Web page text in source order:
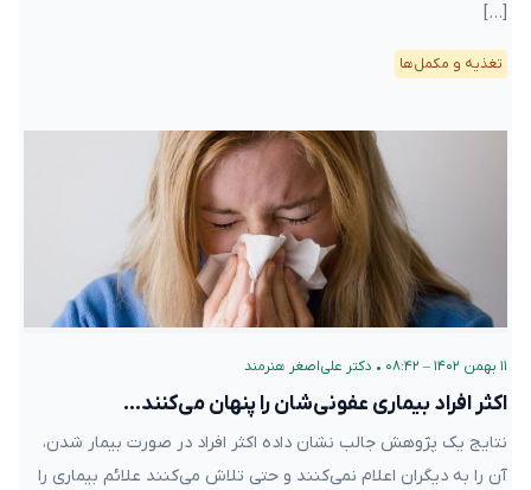
[…]
تغذیه و مکمل‌ها
۱۱ بهمن ۱۴۰۲ – ۰۸:۴۲ • دکتر علی‌اصغر هنرمند
اکثر افراد بیماری عفونی‌شان را پنهان می‌کنند…
نتایج یک پژوهش جالب نشان داده اکثر افراد در صورت بیمار شدن،
آن را به دیگران اعلام نمی‌کنند و حتی تلاش می‌کنند علائم بیماری‌ را